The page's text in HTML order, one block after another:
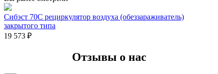
Сибэст 70С рециркулятор воздуха (обеззараживатель)
закрытого типа
19 573 ₽
Отзывы о нас